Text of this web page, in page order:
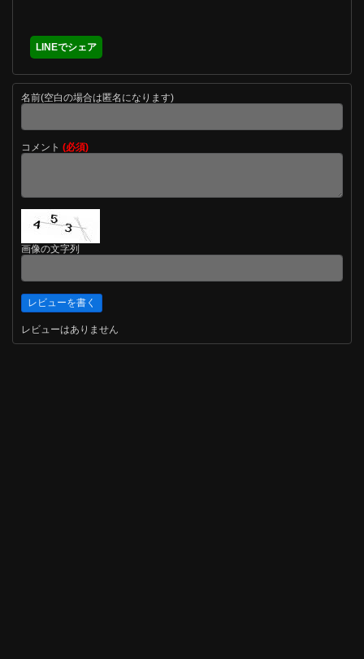
LINEでシェア
名前(空白の場合は匿名になります)
コメント (必須)
画像の文字列
レビューはありません